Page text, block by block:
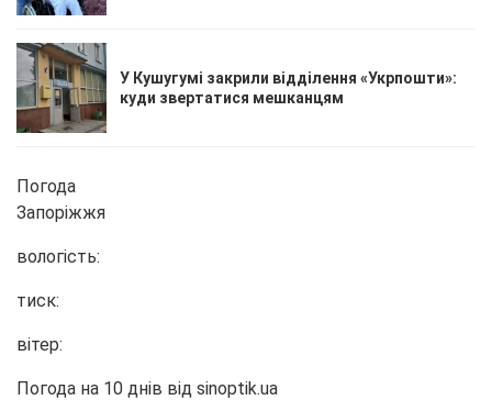
У Кушугумі закрили відділення «Укрпошти»:
куди звертатися мешканцям
Погода
Запоріжжя
вологість:
тиск:
вітер:
Погода на 10 днів від sinoptik.ua